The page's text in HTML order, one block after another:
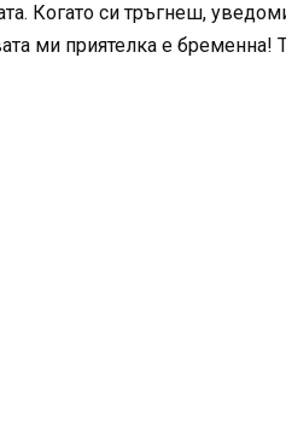
Когато си тръгнеш,
ми приятелка е бременна!